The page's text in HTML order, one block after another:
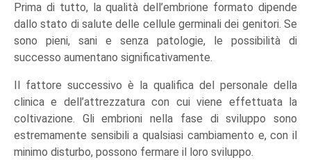
Prima di tutto, la qualità dell’embrione formato dipende
dallo stato di salute delle cellule germinali dei genitori. Se
sono pieni, sani e senza patologie, le possibilità di
successo aumentano significativamente.
Il fattore successivo è la qualifica del personale della
clinica e dell’attrezzatura con cui viene effettuata la
coltivazione. Gli embrioni nella fase di sviluppo sono
estremamente sensibili a qualsiasi cambiamento e, con il
minimo disturbo, possono fermare il loro sviluppo.